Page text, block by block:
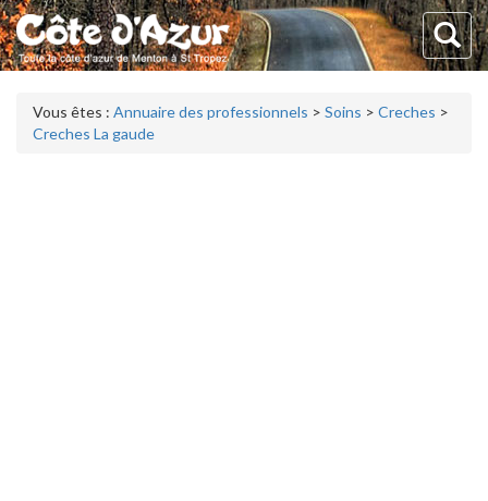
Vous êtes : Annuaire des professionnels > Soins > Creches >
Creches La gaude